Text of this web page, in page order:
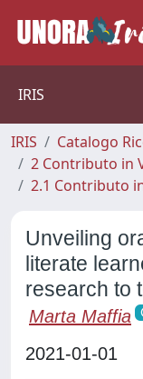
IRIS
IRIS
Catalogo
2 Contributo in
2.1 Contributo
Unveiling
literate
research to
Marta Maffia
2021-01-01